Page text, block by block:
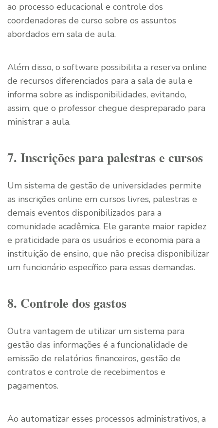
ao processo educacional e controle dos
coordenadores de curso sobre os assuntos
abordados em sala de aula.
Além disso, o software possibilita a reserva online
de recursos diferenciados para a sala de aula e
informa sobre as indisponibilidades, evitando,
assim, que o professor chegue despreparado para
ministrar a aula.
7. Inscrições para palestras e cursos
Um sistema de gestão de universidades permite
as inscrições online em cursos livres, palestras e
demais eventos disponibilizados para a
comunidade acadêmica. Ele garante maior rapidez
e praticidade para os usuários e economia para a
instituição de ensino, que não precisa disponibilizar
um funcionário específico para essas demandas.
8. Controle dos gastos
Outra vantagem de utilizar um sistema para
gestão das informações é a funcionalidade de
emissão de relatórios financeiros, gestão de
contratos e controle de recebimentos e
pagamentos.
Ao automatizar esses processos administrativos, a